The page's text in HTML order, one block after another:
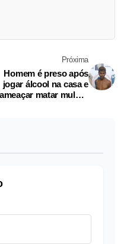
Próxima
Homem é preso após
jogar álcool na casa e
ameaçar matar mulher